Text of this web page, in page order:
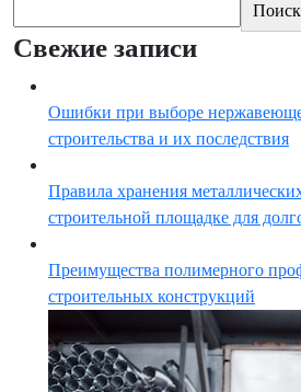
Поиск
Свежие записи
Ошибки при выборе
строительства и их последствия
Правила хранения
строительной площадке для
Преимущества полимерного
строительных конструкций